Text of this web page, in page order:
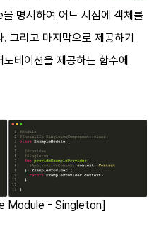
명시하여 어느 시점에 객체를
그리고 마지막으로 제공하기
노테이션을 제공하는 함수에
Module - Singleton]